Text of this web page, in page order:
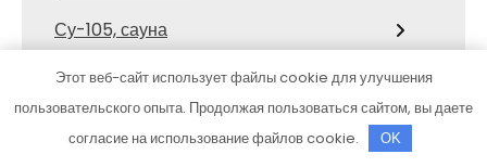
Су-105, сауна
Сфинкс, автомоечный комплекс
Талион, SPA-комплекс
Этот веб-сайт использует файлы cookie для улучшения
пользовательского опыта. Продолжая пользоваться сайтом, вы даете
согласие на использование файлов cookie.
OK